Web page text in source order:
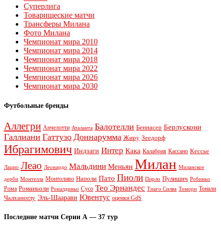
Суперлига
Товарищеские матчи
Трансферы Милана
Фото Милана
Чемпионат мира 2010
Чемпионат мира 2014
Чемпионат мира 2018
Чемпионат мира 2022
Чемпионат мира 2026
Чемпионат мира 2030
Футбольные бренды
Аллегри Анчелотти Аталанта Балотелли Беннасер Берлускони
Галлиани Гаттузо Доннарумма Жиру Зеедорф
Ибрагимович Индзаги Интер Кака Калабрия Кассано Кессье
Лацио Леао Леонардо Мальдини Меньян Милан Миланское
дерби Монтелла Монтоливо Наполи Пато Пиоли Пирло Пулишич Робиньо
Рома Романьоли Роналдиньо Сусо Тео Эрнандес Тиаго Силва Томори Тонали
Чалханоглу Эль-Шаарави Ювентус оценки GdS
Последние матчи Серии А — 37 тур